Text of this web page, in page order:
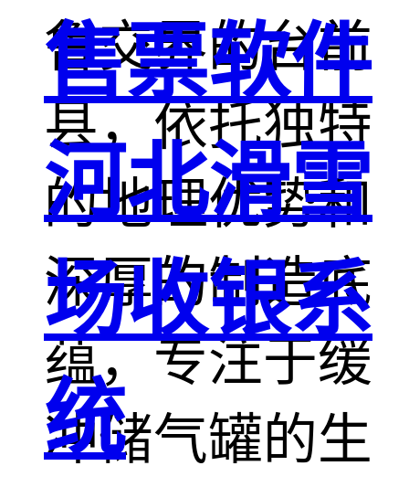
鲁交界的台前
县，依托独特
的地理优势和
深厚的制造底
蕴，专注于缓
冲储气罐的生
售票软件
河北滑雪
场收银系
统